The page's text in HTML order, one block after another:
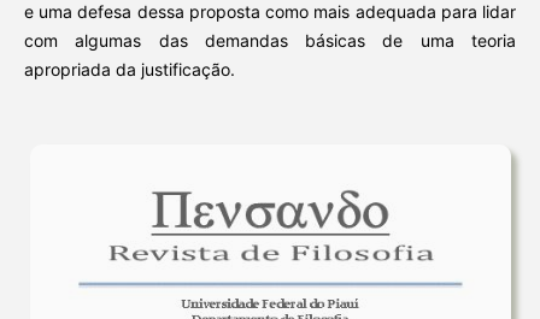
e uma defesa dessa proposta como mais adequada para lidar
com algumas das demandas básicas de uma teoria
apropriada da justificação.